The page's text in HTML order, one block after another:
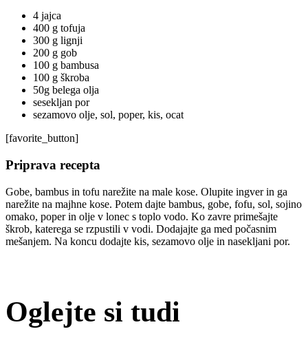
4 jajca
400 g tofuja
300 g lignji
200 g gob
100 g bambusa
100 g škroba
50g belega olja
sesekljan por
sezamovo olje, sol, poper, kis, ocat
[favorite_button]
Priprava recepta
Gobe, bambus in tofu narežite na male kose. Olupite ingver in ga
narežite na majhne kose. Potem dajte bambus, gobe, fofu, sol, sojino
omako, poper in olje v lonec s toplo vodo. Ko zavre primešajte
škrob, katerega se rzpustili v vodi. Dodajajte ga med počasnim
mešanjem. Na koncu dodajte kis, sezamovo olje in nasekljani por.
Oglejte si tudi